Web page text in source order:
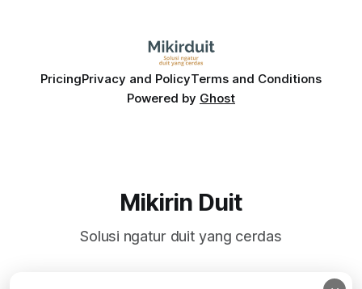
PricingPrivacy and PolicyTerms and Conditions
Powered by Ghost
Mikirin Duit
Solusi ngatur duit yang cerdas